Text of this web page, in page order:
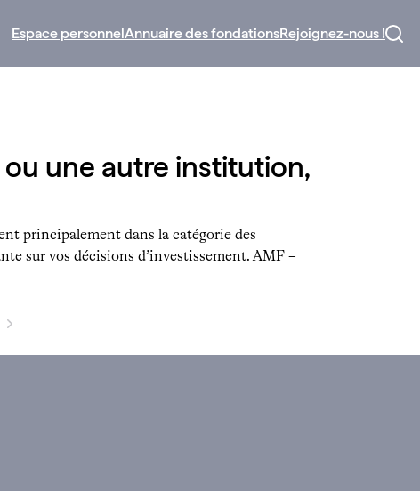
Espace personnelAnnuaire des fondationsRejoignez-nous !
une autre institution,
principalement dans la catégorie des
sur vos décisions d’investissement. AMF –